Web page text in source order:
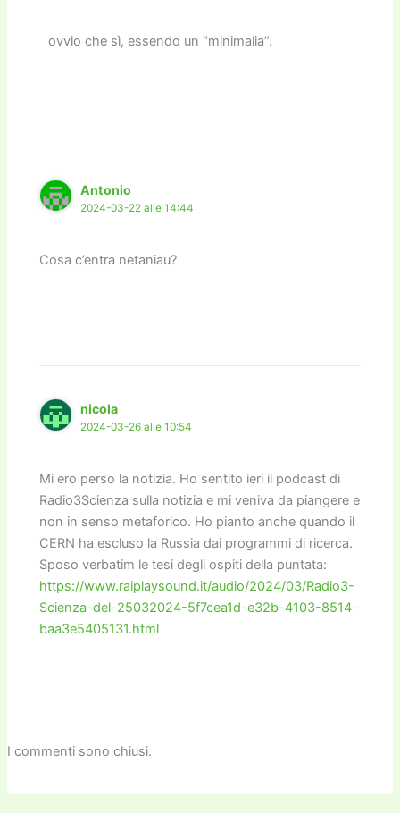
ovvio che sì, essendo un “minimalia”.
Antonio
2024-03-22 alle 14:44
Cosa c’entra netaniau?
nicola
2024-03-26 alle 10:54
Mi ero perso la notizia. Ho sentito ieri il podcast di
Radio3Scienza sulla notizia e mi veniva da piangere e
non in senso metaforico. Ho pianto anche quando il
CERN ha escluso la Russia dai programmi di ricerca.
Sposo verbatim le tesi degli ospiti della puntata:
https://www.raiplaysound.it/audio/2024/03/Radio3-
Scienza-del-25032024-5f7cea1d-e32b-4103-8514-
baa3e5405131.html
I commenti sono chiusi.